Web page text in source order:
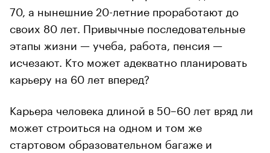
70, а нынешние 20-летние проработают до
своих 80 лет. Привычные последовательные
этапы жизни — учеба, работа, пенсия —
исчезают. Кто может адекватно планировать
карьеру на 60 лет вперед?
Карьера человека длиной в 50–60 лет вряд ли
может строиться на одном и том же
стартовом образовательном багаже и